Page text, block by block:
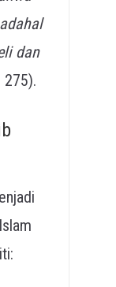
dan
275).